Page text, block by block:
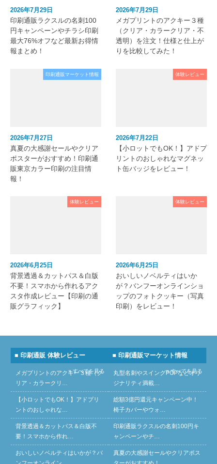
2026年7月29日
印刷通販ラクスルの名刺100
円キャンペーンやチラシ印刷
最大76%オフなど最新お得情
報まとめ！
2026年7月29日
メガプリントのアクキー３種
（クリア・カラークリア・不
透明）を注文！仕様と仕上が
りを比較してみた！
印刷通販マーケット情報
2026年7月27日
真夏の大感謝セールやクリア
ポスターがおすすめ！印刷通
販東京カラー印刷の注目情
報！
体験レビュー
2026年7月22日
【小ロットでもOK！】アドプ
リントのおしゃれなマグネッ
ト缶バッジをレビュー！
体験レビュー
2026年6月25日
背景透過＆カットパス＆白版
不要！スマホから作れるアク
スタ作成レビュー【印刷の通
販グラフィック】
体験レビュー
2026年6月25日
おいしいノベルティはいか
が？バンフーオンラインショ
ップのフォトクッキー（写真
印刷）をレビュー！
■ 印刷通販 体験レビュー
» すべてを見る
メガプリントのアクキー３種（ク
リア・カラークリ…
【小ロットでもOK！】アドプリ
ントのおしゃれな…
背景透過＆カットパス＆白版不
要！スマホから作れ…
おいしいノベルティはいかが？バ
■ 印刷通販マーケット情報
» すべてを見る
丸型名刺やスイングPOPなどオリ
ジナリティ満載…
総額3億円還元キャンペーン中！
椅子カバーやウォ…
印刷通販ラクスルの名刺100円キ
ャンペーンやチ…
真夏の大感謝セールやクリアポス